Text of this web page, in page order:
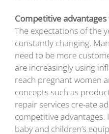
Competitive
The expectations of the
constantly changing.
need to be more
are increasingly using
reach pregnant women
concepts such as
repair services cre-ate
competitive
baby and children‘s